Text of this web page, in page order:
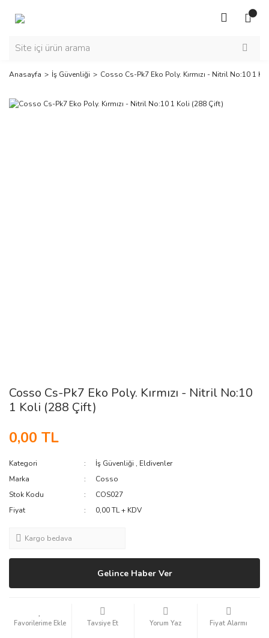
Anasayfa İş Güvenliği Cosso Cs-Pk7 Eko Poly. Kırmızı - Nitril No:10 1
Cosso Cs-Pk7 Eko Poly. Kırmızı - Nitril No:10
1 Koli (288 Çift)
0,00 TL
Kategori İş Güvenliği , Eldivenler
Marka
Cosso
Stok Kodu
COS027
Fiyat
0,00 TL + KDV
Kargo bedava
Gelince Haber Ver
Tavsiye Et Yorum Yaz Fiyat Alarmı